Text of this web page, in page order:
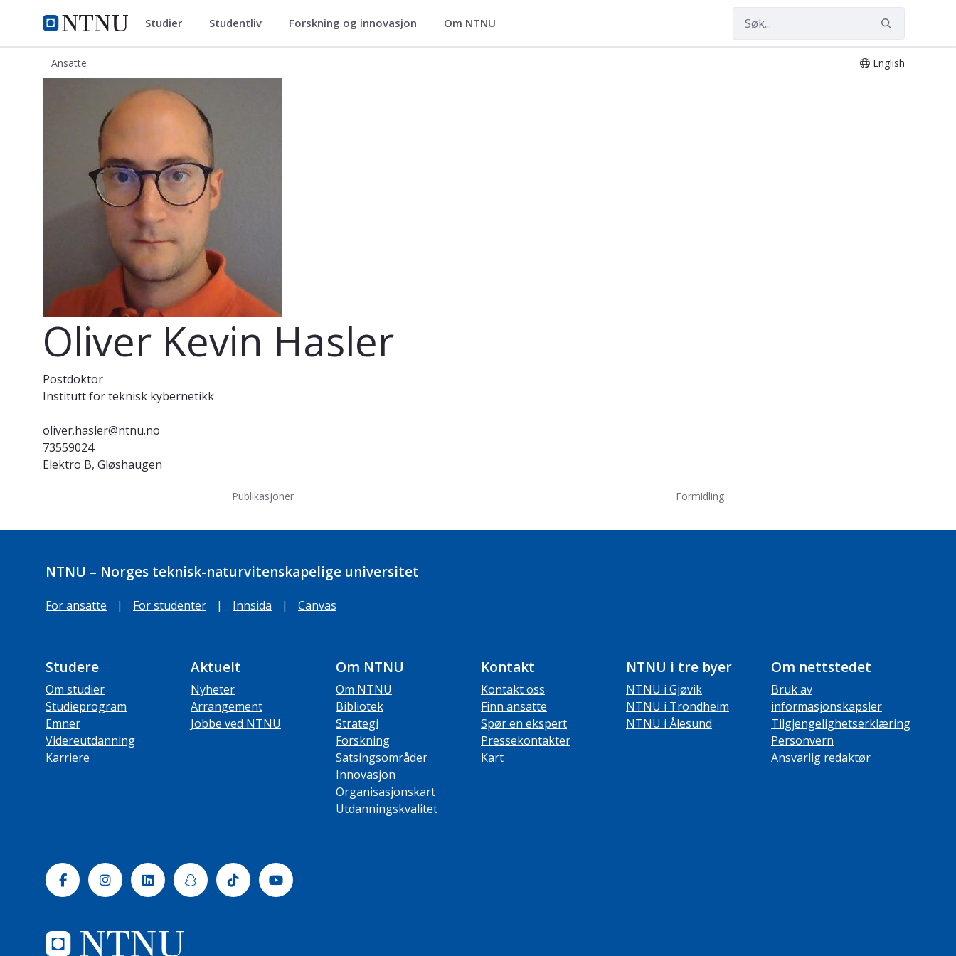
NTNU Hjemmeside
ntnu.no Studier Studentliv Forskning og innovasjon Om NTNU
Ansatte English
Oliver Kevin Hasler
Oliver Kevin Hasler
Postdoktor
Institutt for teknisk kybernetikk
oliver.hasler@ntnu.no
73559024
Elektro B, Gløshaugen
Publikasjoner Formidling
NTNU – Norges teknisk-naturvitenskapelige universitet
For ansatte | For studenter | Innsida | Canvas
Studere
Om studier
Studieprogram
Emner
Videreutdanning
Karriere
Aktuelt
Nyheter
Arrangement
Jobbe ved NTNU
Om NTNU
Om NTNU
Bibliotek
Strategi
Forskning
Satsingsområder
Innovasjon
Organisasjonskart
Utdanningskvalitet
Kontakt
Kontakt oss
Finn ansatte
Spør en ekspert
Pressekontakter
Kart
NTNU i tre byer
NTNU i Gjøvik
NTNU i Trondheim
NTNU i Ålesund
Om nettstedet
Bruk av
informasjonskapsler
Tilgjengelighetserklæring
Personvern
Ansvarlig redaktør
FacebookInstagramLinkedinSnapchatTiktok Youtube